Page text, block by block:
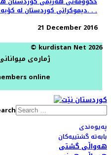
دیموکراتی کوردستان لە کۆیە ئیدانە دەكات. . .
21 December 2016
© kurdistan Net 2026
ژمارەی
online
پەیوەندی
بابەتە گشتییەکان
هەواڵی گشتی